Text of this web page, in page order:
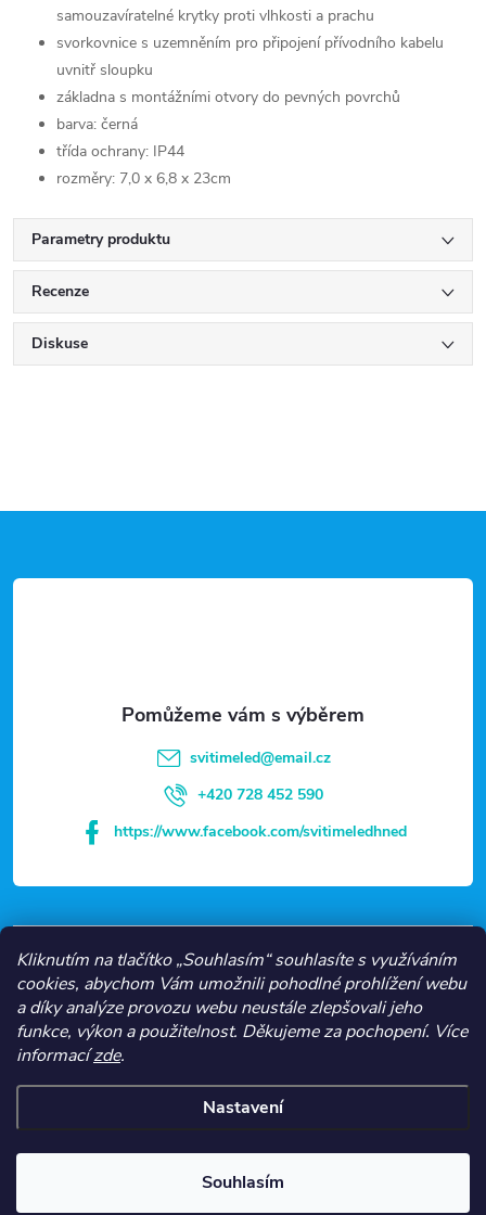
Kliknutím na tlačítko „Souhlasím“ souhlasíte s využíváním
cookies, abychom Vám umožnili pohodlné prohlížení webu
a díky analýze provozu webu neustále zlepšovali jeho
funkce, výkon a použitelnost. Děkujeme za pochopení. Více
informacízde.
Nastavení
Souhlasím
samouzavíratelné krytky proti vlhkosti a prachu
svorkovnice s uzemněním pro připojení přívodního kabelu
uvnitř sloupku
základna s montážními otvory do pevných povrchů
barva: černá
třída ochrany: IP44
rozměry: 7,0 x 6,8 x 23cm
Parametry produktu
Recenze
Diskuse
á
VŠE O NÁKUPU
NEJČASTĚJŠÍ KATEGORIE
svitimeled@email.cz
+420 728 452 590
https://www.facebook.com/svitimeledhned
Copyright 2026Svítíme LED. Všechna práva vyhrazena.